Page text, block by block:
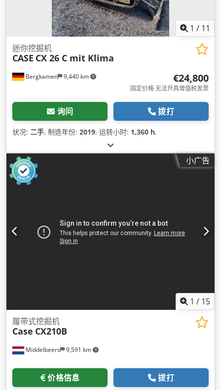
1 / 11
Bergkamen 9,440 km
迷你挖掘机
CASE CX 26 C mit Klima
€24,800
固定价格 无法开具增值税发票
询问 拨打
状况: 二手, 制造年份: 2019, 运转小时: 1,360 h,
小广告
1 / 15
Middelbeers 9,591 km
履带式挖掘机
Case CX210B
价格信息 拨打